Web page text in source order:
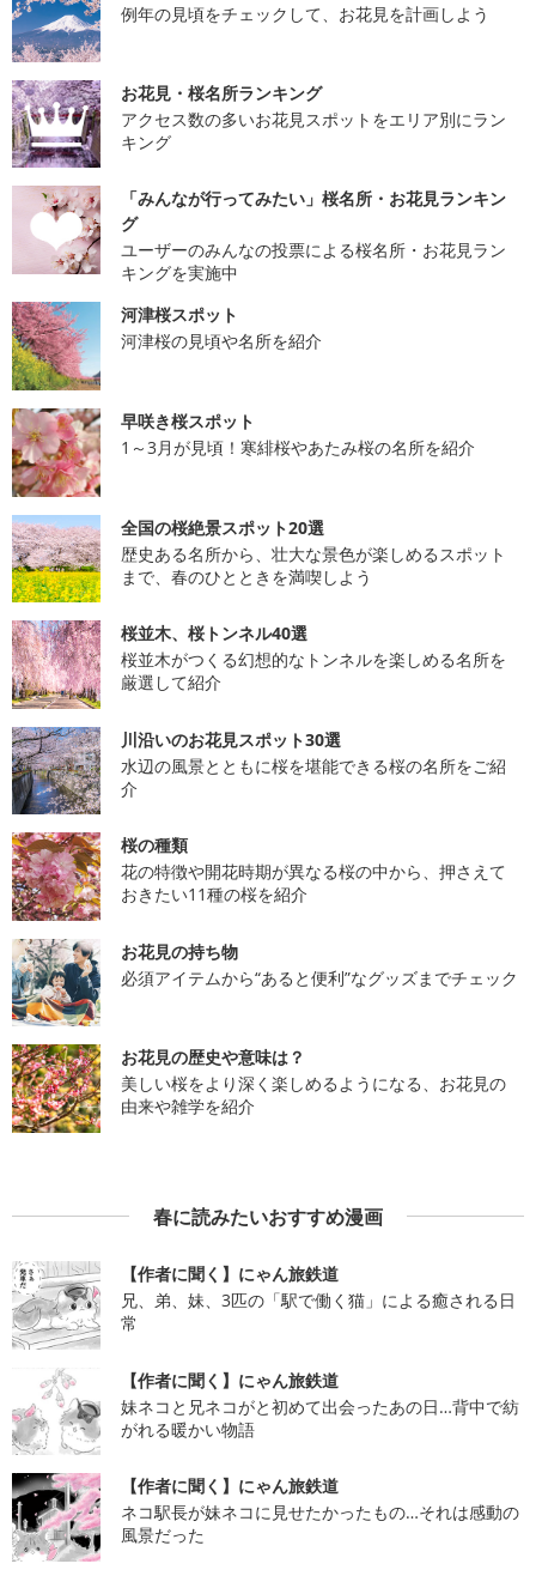
例年の見頃をチェックして、お花見を計画しよう
お花見・桜名所ランキング
アクセス数の多いお花見スポットをエリア別にラン
キング
「みんなが行ってみたい」桜名所・お花見ランキン
グ
ユーザーのみんなの投票による桜名所・お花見ラン
キングを実施中
河津桜スポット
河津桜の見頃や名所を紹介
早咲き桜スポット
1～3月が見頃！寒緋桜やあたみ桜の名所を紹介
全国の桜絶景スポット20選
歴史ある名所から、壮大な景色が楽しめるスポット
まで、春のひとときを満喫しよう
桜並木、桜トンネル40選
桜並木がつくる幻想的なトンネルを楽しめる名所を
厳選して紹介
川沿いのお花見スポット30選
水辺の風景とともに桜を堪能できる桜の名所をご紹
介
桜の種類
花の特徴や開花時期が異なる桜の中から、押さえて
おきたい11種の桜を紹介
お花見の持ち物
必須アイテムから“あると便利”なグッズまでチェック
お花見の歴史や意味は？
美しい桜をより深く楽しめるようになる、お花見の
由来や雑学を紹介
春に読みたいおすすめ漫画
【作者に聞く】にゃん旅鉄道
兄、弟、妹、3匹の「駅で働く猫」による癒される日
常
【作者に聞く】にゃん旅鉄道
妹ネコと兄ネコがと初めて出会ったあの日…背中で紡
がれる暖かい物語
【作者に聞く】にゃん旅鉄道
ネコ駅長が妹ネコに見せたかったもの…それは感動の
風景だった